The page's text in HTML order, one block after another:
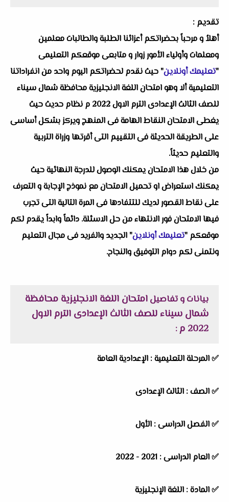
تقديم :
أهلاُ و مرحباً بحضراتكم أعزائنا الطلبة والطالبات معلمين
ومعلمات وأولياء الأمور زوار و متابعى موقعكم التعليمى
"تعليمك أونلاين" حيث نقدم لحضراتكم اليوم واحد من انفراداتنا
التعليمية ألا وهوامتحان اللغة الانجليزية محافظة شمال سيناء
للصف الثالث الإعدادى الترم الاول 2022 م
نظام حديث حيث
يغطى الامتحان النقاط الهامة فى المنهج ويركز بشكل أساسى
على الطريقة الحديثة فى التقييم التى أقرتها وزراة التربية
والتعليم حديثاً.
من خلال هذا الامتحان يمكنك الوصول للدرجة النهائية حيث
يمكنك استعراض او تحميل الامتحان مع نموذج الإجابة و التعرف
على نقاط القصور لديك للتتفادها فى المرة التالية التى تجرب
فيها الامتحان فور الانتهاء من حل الاسئلة. دائماً وابداً يقدم لكم
موقعكم "تعليمك أونلاين" الجديد والفريد فى مجال التعليم
ونتمنى لكم دوام التوفيق والنجاح.
بيانات و تفاصيلامتحان اللغة الانجليزية محافظة
شمال سيناء للصف الثالث الإعدادى الترم الاول
2022 م
:
✅المرحلة التعليمية : الإعدادية العامة
✅الصف : الثالث الإعدادى
✅الفصل الدراسى : الأول
✅العام الدراسى :
✅المادة : اللغة الإنجليزية